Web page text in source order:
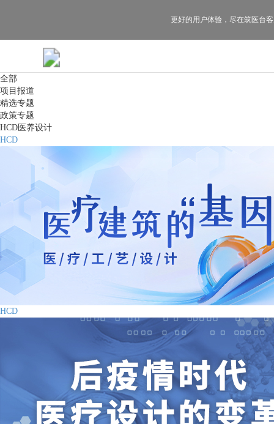
全部
项目报道
精选专题
政策专题
HCD医养设计
HCD
HCD
更好的用户体验， 尽在筑医台